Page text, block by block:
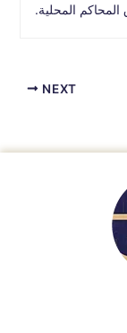
المحاكم المحلية.
NEXT